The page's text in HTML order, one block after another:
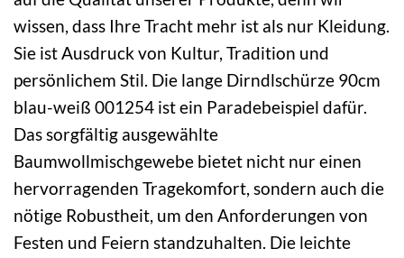
wissen, dass Ihre Tracht mehr ist als nur Kleidung.
Sie ist Ausdruck von Kultur, Tradition und
persönlichem Stil. Die lange Dirndlschürze 90cm
blau-weiß 001254 ist ein Paradebeispiel dafür.
Das sorgfältig ausgewählte
Baumwollmischgewebe bietet nicht nur einen
hervorragenden Tragekomfort, sondern auch die
nötige Robustheit, um den Anforderungen von
Festen und Feiern standzuhalten. Die leichte